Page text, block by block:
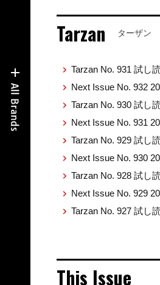
Tarzan ターザン
Tarzan No. 931 試し
Next Issue No. 932
Tarzan No. 930 試し
Next Issue No. 931
Tarzan No. 929 試し
Next Issue No. 930
Tarzan No. 928 試し
Next Issue No. 929
Tarzan No. 927 試し
This Issue